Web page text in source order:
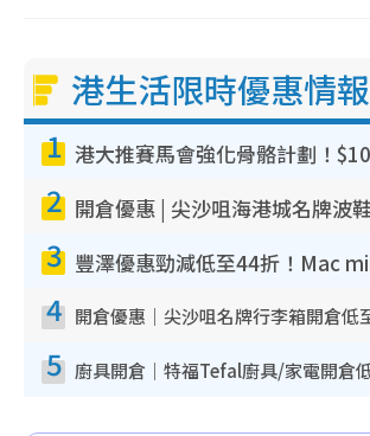
港生活限時優惠情報
1
2
3
4
5